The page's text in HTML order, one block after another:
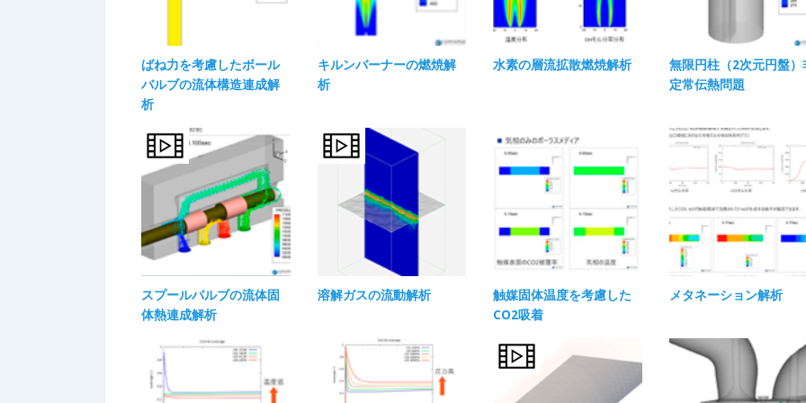
ばね力を考慮したボール
バルブの流体構造連成解
析​
キルンバーナーの燃焼解
析
水素の層流拡散燃焼解析
無限円柱（2次元円盤）
定常伝熱問題
スプールバルブの流体固
体熱連成解析
溶解ガスの流動解析
触媒固体温度を考慮した
CO2吸着
メタネーション解析